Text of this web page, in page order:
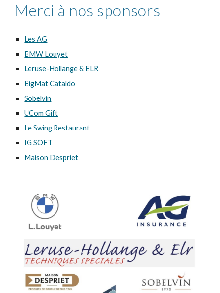
Merci à nos sponsors
Les AG
BMW Louyet
Leruse-Hollange & ELR
BigMat Cataldo
Sobelvin
UCom Gift
Le Swing Restaurant
IG SOFT
Maison Despriet